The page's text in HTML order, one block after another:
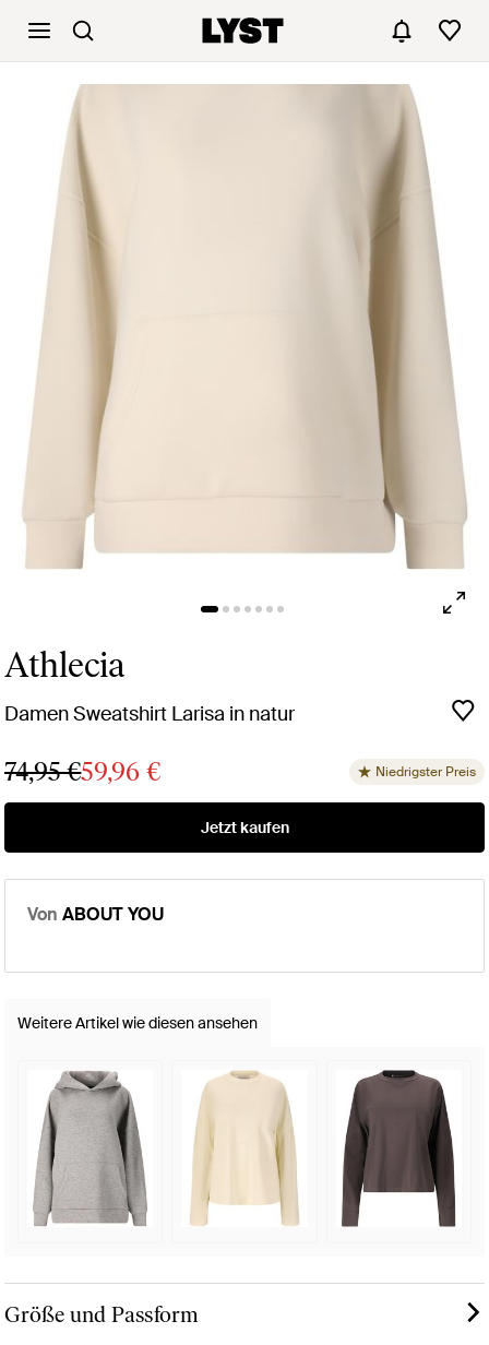
Athlecia
Damen Sweatshirt Larisa in natur
74,95 €59,96 € Niedrigster Preis
Jetzt kaufen
Von ABOUT YOU
Weitere Artikel wie diesen ansehen
Größe und Passform